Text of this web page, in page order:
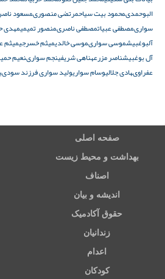
البوحمدىمحمود بیت سیاحمرتضى منصورىمسعود
سوارىمصطفى عبیاتمصطفى ناصرىمنصور تمیمیمهدى
آلبوغبیشموسى سوارىموسی خالدیمیثم خسرجىمیثم
آل بوغبیشناصر مزرعهناهى شريفىنجم سوارىنعیم
عفراوىهادی جلالیوسام سواریوليد سوارى فرزند سودى
صفحه اصلی
بهداشت و محیط زیست
اصناف
اندیشه و بیان
حقوق آکادمیک
زندانیان
اعدام
کودکان